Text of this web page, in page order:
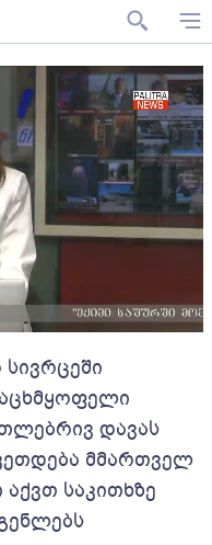
დავას
მმართველ
საკითხზე